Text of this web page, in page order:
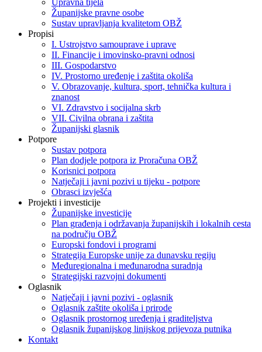
Upravna tijela
Županijske pravne osobe
Sustav upravljanja kvalitetom OBŽ
Propisi
I. Ustrojstvo samouprave i uprave
II. Financije i imovinsko-pravni odnosi
III. Gospodarstvo
IV. Prostorno uređenje i zaštita okoliša
V. Obrazovanje, kultura, sport, tehnička kultura i
znanost
VI. Zdravstvo i socijalna skrb
VII. Civilna obrana i zaštita
Županijski glasnik
Potpore
Sustav potpora
Plan dodjele potpora iz Proračuna OBŽ
Korisnici potpora
Natječaji i javni pozivi u tijeku - potpore
Obrasci izvješća
Projekti i investicije
Županijske investicije
Plan građenja i održavanja županijskih i lokalnih cesta
na području OBŽ
Europski fondovi i programi
Strategija Europske unije za dunavsku regiju
Međuregionalna i međunarodna suradnja
Strategijski razvojni dokumenti
Oglasnik
Natječaji i javni pozivi - oglasnik
Oglasnik zaštite okoliša i prirode
Oglasnik prostornog uređenja i graditeljstva
Oglasnik županijskog linijskog prijevoza putnika
Kontakt